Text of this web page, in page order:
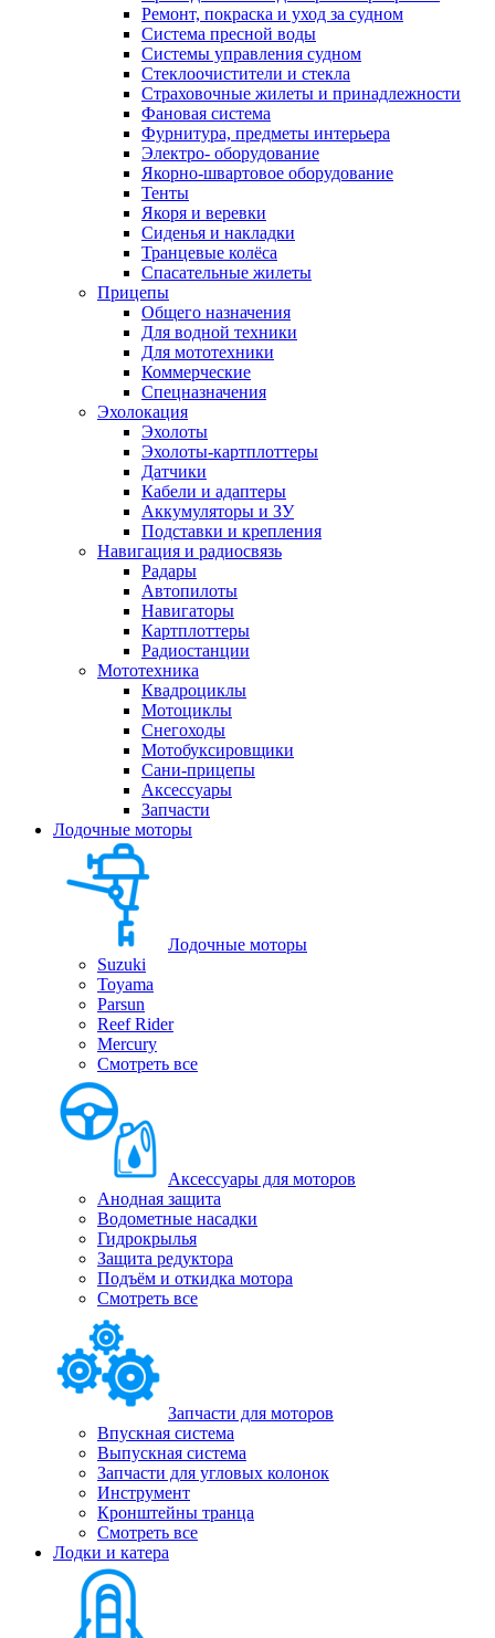
Ремонт, покраска и уход за судном
Система пресной воды
Системы управления судном
Стеклоочистители и стекла
Страховочные жилеты и принадлежности
Фановая система
Фурнитура, предметы интерьера
Электро- оборудование
Якорно-швартовое оборудование
Тенты
Якоря и веревки
Сиденья и накладки
Транцевые колёса
Спасательные жилеты
Прицепы
Общего назначения
Для водной техники
Для мототехники
Коммерческие
Спецназначения
Эхолокация
Эхолоты
Эхолоты-картплоттеры
Датчики
Кабели и адаптеры
Аккумуляторы и ЗУ
Подставки и крепления
Навигация и радиосвязь
Радары
Автопилоты
Навигаторы
Картплоттеры
Радиостанции
Мототехника
Квадроциклы
Мотоциклы
Снегоходы
Мотобуксировщики
Сани-прицепы
Аксессуары
Запчасти
Лодочные моторы
Лодочные моторы
Suzuki
Toyama
Parsun
Reef Rider
Mercury
Смотреть все
Аксессуары для моторов
Анодная защита
Водометные насадки
Гидрокрылья
Защита редуктора
Подъём и откидка мотора
Смотреть все
Запчасти для моторов
Впускная система
Выпускная система
Запчасти для угловых колонок
Инструмент
Кронштейны транца
Смотреть все
Лодки и катера